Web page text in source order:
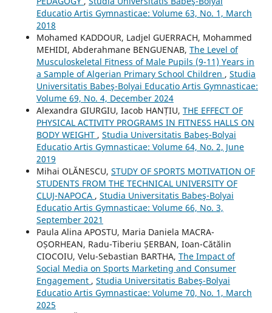
Educatio Artis Gymnasticae: Volume 63, No. 1, March
2018
Mohamed KADDOUR, Ladjel GUERRACH, Mohammed
MEHIDI, Abderahmane BENGUENAB, The Level of
Musculoskeletal Fitness of Male Pupils (9-11) Years in
a Sample of Algerian Primary School Children , Studia
Universitatis Babeş-Bolyai Educatio Artis Gymnasticae:
Volume 69, No. 4, December 2024
Alexandra GIURGIU, Iacob HANȚIU, THE EFFECT OF
PHYSICAL ACTIVITY PROGRAMS IN FITNESS HALLS ON
BODY WEIGHT , Studia Universitatis Babeş-Bolyai
Educatio Artis Gymnasticae: Volume 64, No. 2, June
2019
Mihai OLĂNESCU, STUDY OF SPORTS MOTIVATION OF
STUDENTS FROM THE TECHNICAL UNIVERSITY OF
CLUJ-NAPOCA , Studia Universitatis Babeş-Bolyai
Educatio Artis Gymnasticae: Volume 66, No. 3,
September 2021
Paula Alina APOSTU, Maria Daniela MACRA-
OȘORHEAN, Radu-Tiberiu ȘERBAN, Ioan-Cătălin
CIOCOIU, Velu-Sebastian BARTHA, The Impact of
Social Media on Sports Marketing and Consumer
Engagement , Studia Universitatis Babeş-Bolyai
Educatio Artis Gymnasticae: Volume 70, No. 1, March
2025